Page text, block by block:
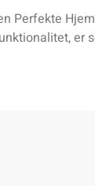
Perfekte
er